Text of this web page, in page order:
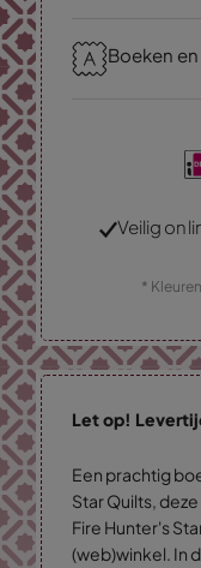
Boeken
Veilig
*
Let op!
Een prachtig
Star Quilts,
Fire Hunter's
(web)winkel. In